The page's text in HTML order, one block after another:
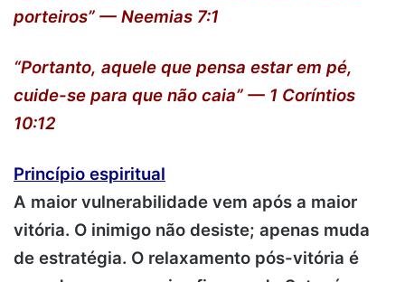
porteiros” — Neemias 7:1
“Portanto, aquele que pensa estar em pé,
cuide-se para que não caia” — 1 Coríntios
10:12
Princípio espiritual
A maior vulnerabilidade vem após a maior
vitória. O inimigo não desiste; apenas muda
de estratégia. O relaxamento pós-vitória é